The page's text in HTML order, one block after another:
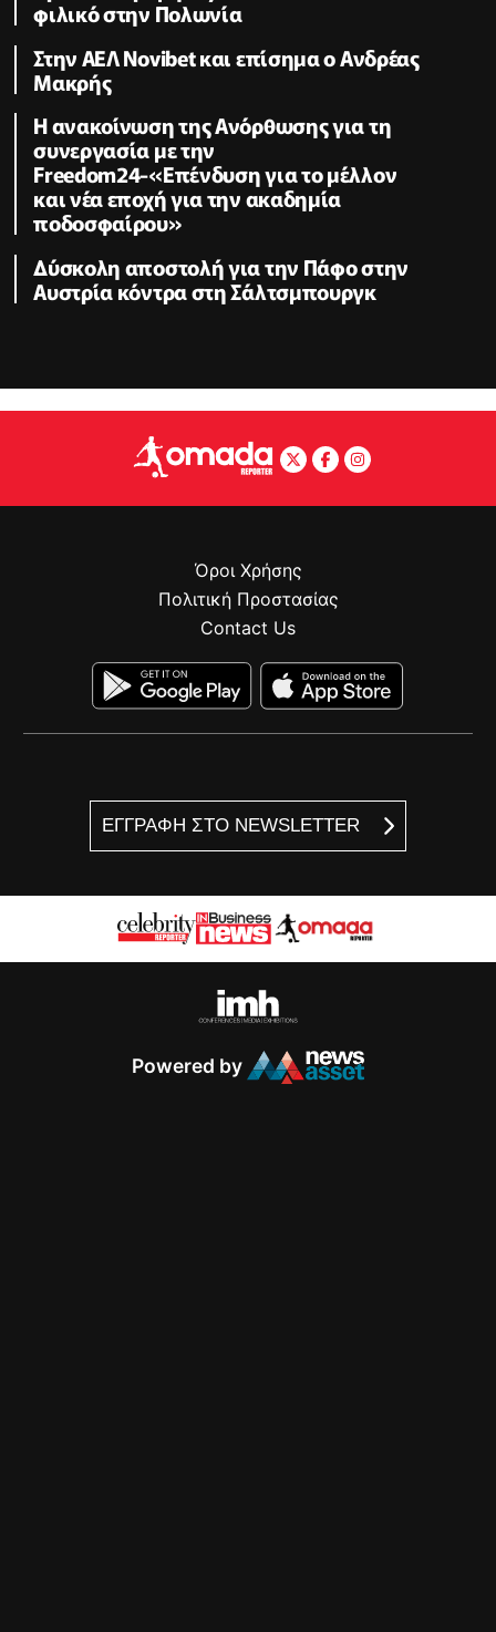
φιλικό στην Πολωνία
Στην ΑΕΛ Novibet και επίσημα ο Ανδρέας
Μακρής
H ανακοίνωση της Ανόρθωσης για τη
συνεργασία με την
Freedom24-«Επένδυση για το μέλλον
και νέα εποχή για την ακαδημία
ποδοσφαίρου»
Δύσκολη αποστολή για την Πάφο στην
Αυστρία κόντρα στη Σάλτσμπουργκ
ΕΓΓΡΑΦΗ ΣΤΟ NEWSLETTER
Όροι Χρήσης
Πολιτική Προστασίας
Contact Us
Powered by